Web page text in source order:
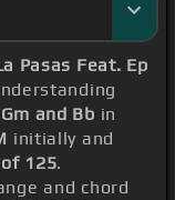
Pasas Feat. Ep
and Bb in
initially and
125.
and chord